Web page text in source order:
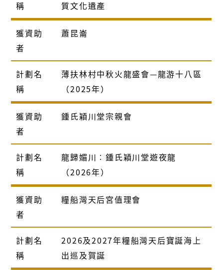
稱
質文化遺產
獲資助
者
蕭昆崙
計劃名
稱
薄扶林村中秋火龍盛會—龍游十八區
（2025年）
獲資助
者
鍾氏穎川堂宗親會
計劃名
稱
龍歸媚川︰鍾氏穎川堂遊夜龍
（2026年）
獲資助
者
糧船灣天后宮值理會
計劃名
稱
2026及2027年糧船灣天后寶誕海上
出巡及賀誕